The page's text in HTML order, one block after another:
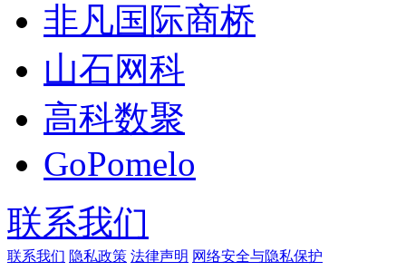
非凡国际商桥
山石网科
高科数聚
GoPomelo
联系我们
联系我们 隐私政策 法律声明 网络安全与隐私保护